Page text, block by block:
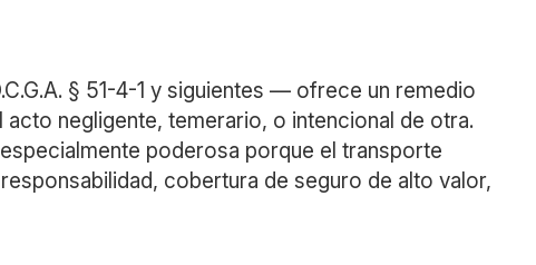
§ 51-4-1 y siguientes — ofrece un remedio
negligente, temerario, o intencional de otra.
poderosa porque el transporte
cobertura de seguro de alto valor,